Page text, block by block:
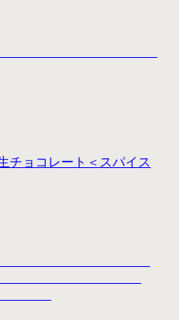
チョコレート＜スパイス